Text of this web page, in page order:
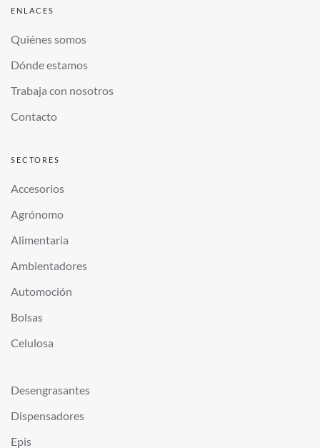
ENLACES
Quiénes somos
Dónde estamos
Trabaja con nosotros
Contacto
SECTORES
Accesorios
Agrónomo
Alimentaria
Ambientadores
Automoción
Bolsas
Celulosa
Desengrasantes
Dispensadores
Epis